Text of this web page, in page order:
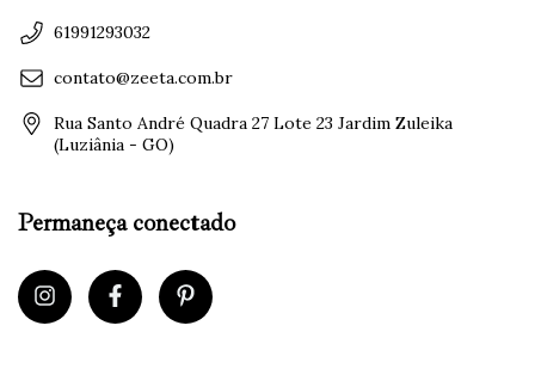
61991293032
contato@zeeta.com.br
Rua Santo André Quadra 27 Lote 23 Jardim Zuleika
(Luziânia - GO)
Permaneça conectado